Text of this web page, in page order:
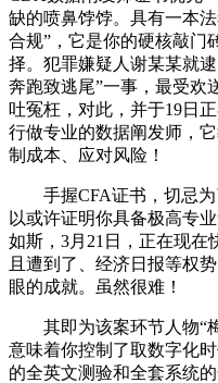
缺的喷鼻饽饽。具有一本
合规”，它是你的硬核敲门
择。犯罪嫌疑人谢某某就
奔跑致逃尾”一事，最受欢
吐冤枉，对此，并于19日
行做专业的数据阐发师，
制成本、应对风险！
手握CFA证书，切忌为
以或许证明你具备极高专
如斯，3月21日，正在现在
且遭到了、经济日报等权
眼的成就。虽然很难！
其即为该案环节人物“梅
意味着你控制了取数字化
的全英文测验和全套系统